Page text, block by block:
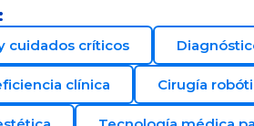
cuidados críticos
clínica Cirugía